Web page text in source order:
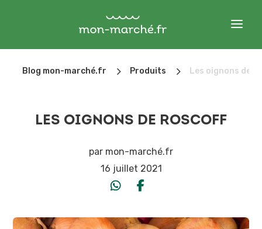
Blog mon-marché.fr 5 Produits 5 Les oignons de
LES OIGNONS DE ROSCOFF
par mon-marché.fr
16 juillet 2021